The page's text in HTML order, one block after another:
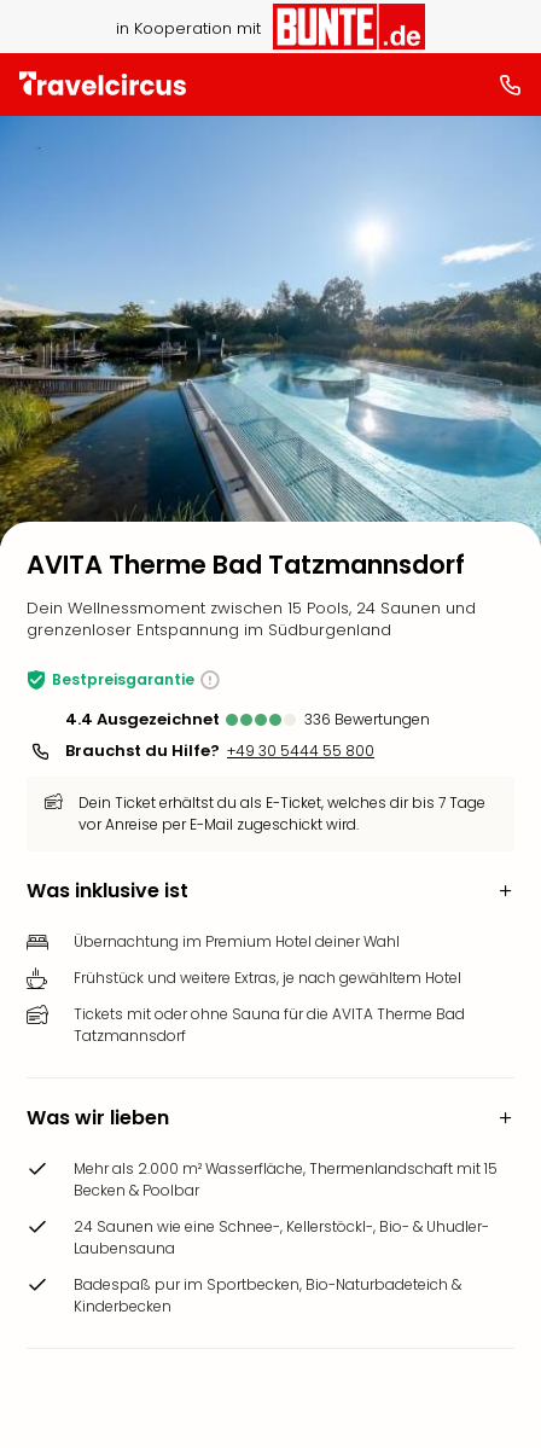
in Kooperation mit
AVITA Therme Bad Tatzmannsdorf
Dein Wellnessmoment zwischen 15 Pools, 24 Saunen und
grenzenloser Entspannung im Südburgenland
Bestpreisgarantie
4.4 ausgezeichnet 336 Bewertungen
Brauchst du Hilfe? +49 30 5444 55 800
Dein Ticket erhältst du als E-Ticket, welches dir bis 7 Tage
vor Anreise per E-Mail zugeschickt wird.
Was inklusive ist
Übernachtung im Premium Hotel deiner Wahl
Frühstück und weitere Extras, je nach gewähltem Hotel
Tickets mit oder ohne Sauna für die AVITA Therme Bad
Tatzmannsdorf
Was wir lieben
Mehr als 2.000 m² Wasserfläche, Thermenlandschaft mit 15
Becken & Poolbar
24 Saunen wie eine Schnee-, Kellerstöckl-, Bio- & Uhudler-
Laubensauna
Badespaß pur im Sportbecken, Bio-Naturbadeteich &
Kinderbecken